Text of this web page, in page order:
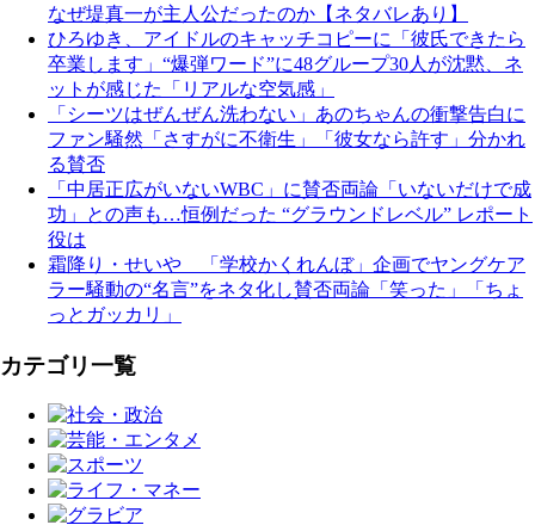
なぜ堤真一が主人公だったのか【ネタバレあり】
ひろゆき、アイドルのキャッチコピーに「彼氏できたら
卒業します」“爆弾ワード”に48グループ30人が沈黙、ネ
ットが感じた「リアルな空気感」
「シーツはぜんぜん洗わない」あのちゃんの衝撃告白に
ファン騒然「さすがに不衛生」「彼女なら許す」分かれ
る賛否
「中居正広がいないWBC」に賛否両論「いないだけで成
功」との声も…恒例だった “グラウンドレベル” レポート
役は
霜降り・せいや 「学校かくれんぼ」企画でヤングケア
ラー騒動の“名言”をネタ化し賛否両論「笑った」「ちょ
っとガッカリ」
カテゴリ一覧